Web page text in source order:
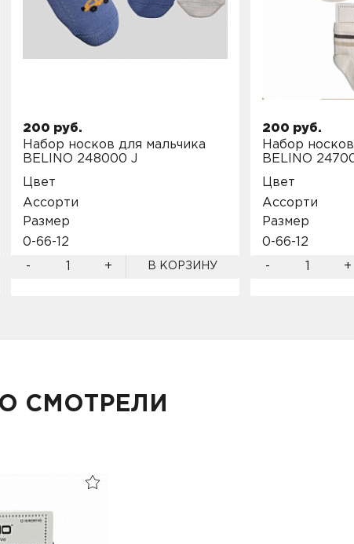
200 руб.
Набор носков для мальчика
BELINO 248000 J
Цвет
Ассорти
Размер
0-66-12
- + В КОРЗИНУ
200 руб.
Набор
BELINO
Цвет
Ассорти
Размер
0-66-12
- +
СМОТРЕЛИ